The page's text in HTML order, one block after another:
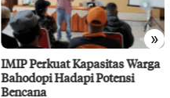
»
IMIP Perkuat Kapasitas Warga
Bahodopi Hadapi Potensi
Bencana